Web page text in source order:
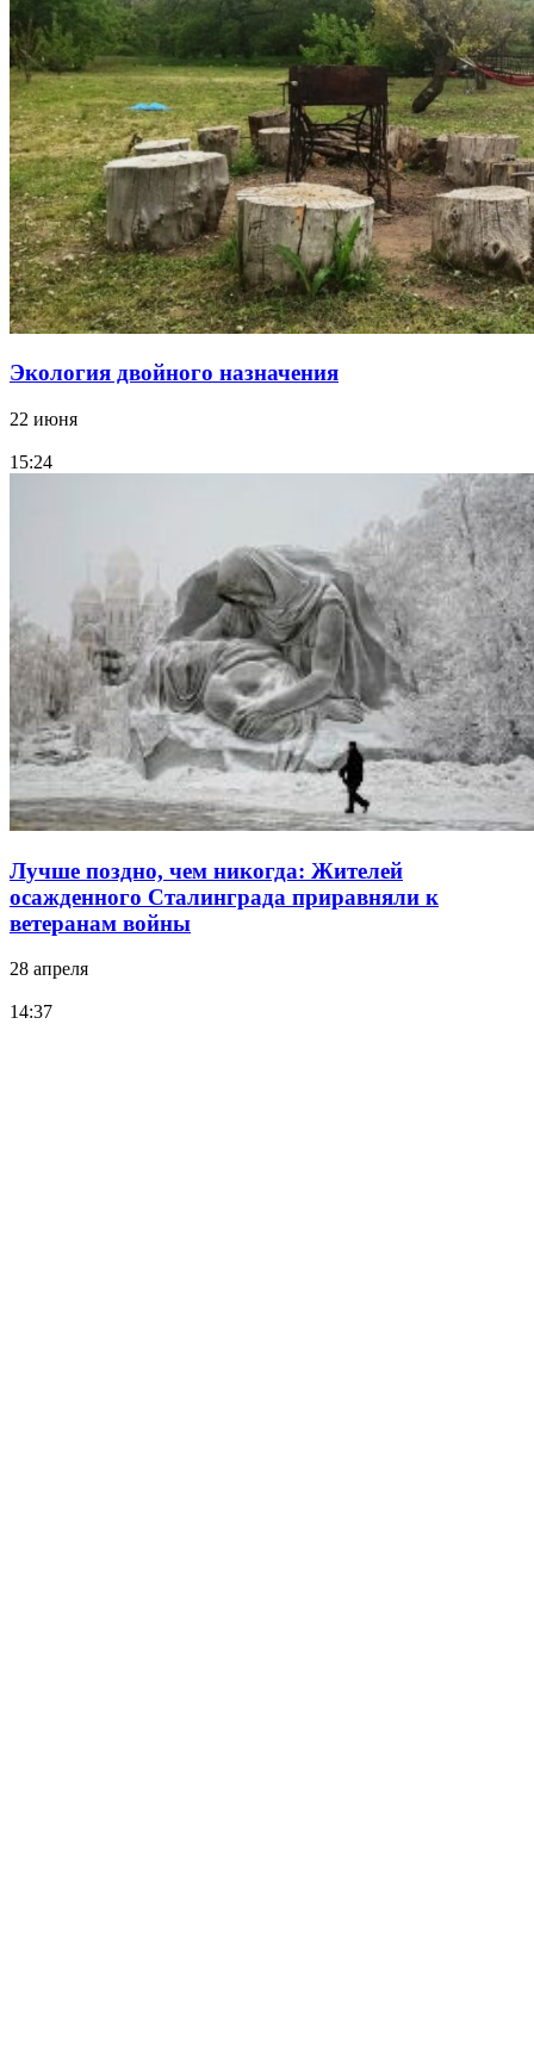
Экология двойного назначения
22 июня
15:24
Лучше поздно, чем никогда: Жителей
осажденного Сталинграда приравняли к
ветеранам войны
28 апреля
14:37